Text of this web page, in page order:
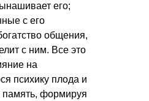
его;
с его
общения,
с ним. Все это
на
психику плода и
память, формируя